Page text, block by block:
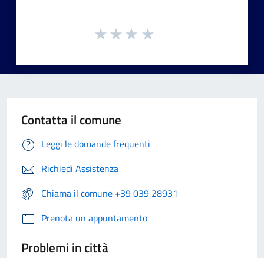
Contatta il comune
Leggi le domande frequenti
Richiedi Assistenza
Chiama il comune +39 039 28931
Prenota un appuntamento
Problemi in città